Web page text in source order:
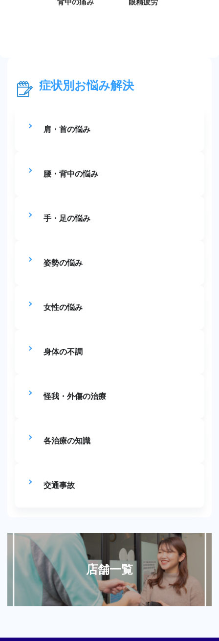
背中の痛み 眼精疲労
症状別お悩み解決
肩・首の悩み
腰・背中の悩み
手・足の悩み
姿勢の悩み
女性の悩み
身体の不調
怪我・外傷の治療
各治療の知識
交通事故
店舗一覧